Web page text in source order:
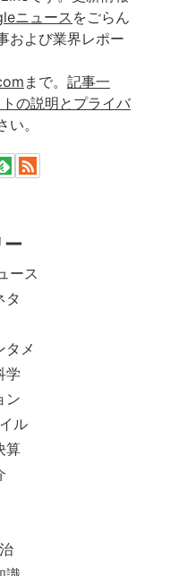
ニュース をごらん
および業界レポー
まで。 記事一
の説明とプライバ
い。
ー
ース
タ
タメ
学
ン
ル
算